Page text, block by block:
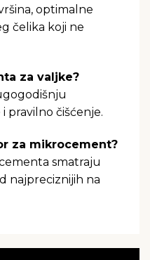
optimalne
čelika koji ne
za valjke?
pravilno čišćenje.
za mikrocement?
smatraju
najpreciznijih na